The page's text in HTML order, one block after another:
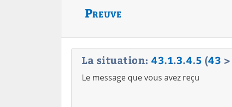
Preuve
La situation: 43.1.3.4.5 (43 >
Le message que vous avez reçu